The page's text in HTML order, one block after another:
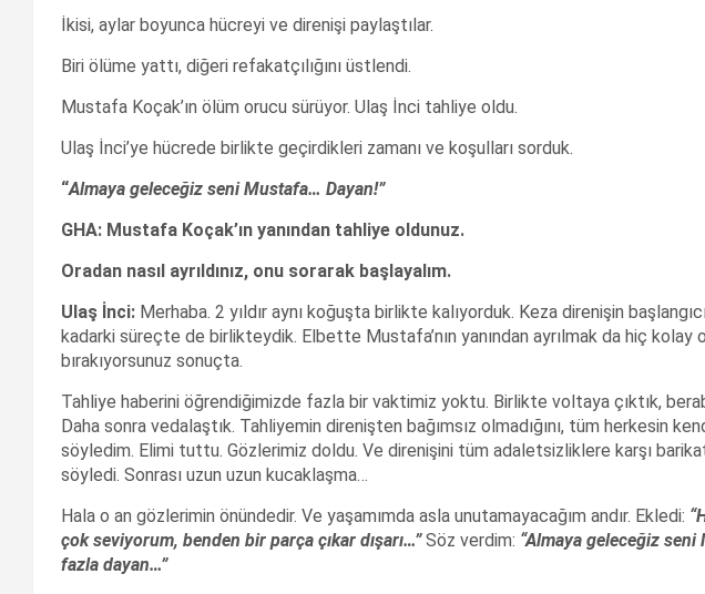
İkisi, aylar boyunca hücreyi ve direnişi paylaştılar.
Biri ölüme yattı, diğeri refakatçılığını üstlendi.
Mustafa Koçak’ın ölüm orucu sürüyor. Ulaş İnci tahliye oldu.
Ulaş İnci’ye hücrede birlikte geçirdikleri zamanı ve koşulları sorduk.
“Almaya geleceğiz seni Mustafa… Dayan!”
GHA: Mustafa Koçak’ın yanından tahliye oldunuz.
Oradan nasıl ayrıldınız, onu sorarak başlayal ım.
Ulaş İnci: Merhaba. 2 yıldır aynı koğuşta birlikte kalıyorduk. Keza direnişin
kadarki süreçte de birlikteydik. Elbette Mustafa’nın yanından ayrılmak da hiç kolay
bırakıyorsunuz sonuçta.
Tahliye haberini öğrendiğimizde fazla bir vaktimiz yoktu. Birlikte voltaya çıktık,
Daha sonra vedalaştık. Tahliyemin direnişten bağımsız olmadığını, tüm herkesin
söyledim. Elimi tuttu. Gözlerimiz doldu. Ve direnişini tüm adaletsizliklere karşı
söyledi. Sonrası uzun uzun kucaklaşma…
Hala o an gözlerimin önündedir. Ve yaşamımda asla unutamayacağım andır. Ekledi:
çok seviyorum, benden bir parça çıkar dışarı…”Söz verdim: “Almaya geleceğiz seni
fazla dayan…”